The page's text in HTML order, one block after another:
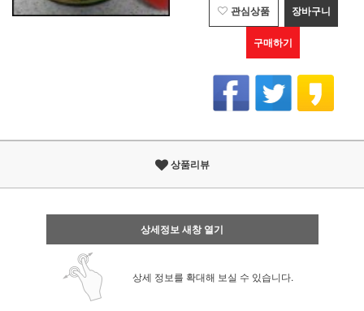
관심상품 장바구니
구매하기
상품리뷰
상세정보 새창 열기
상세 정보를 확대해 보실 수 있습니다.